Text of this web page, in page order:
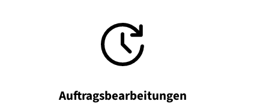
Auftragsbearbeitungen